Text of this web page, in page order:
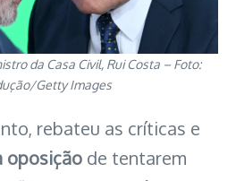
da Casa Civil, Rui Costa – Foto:
Getty Images
rebateu as críticas e
oposição de tentarem